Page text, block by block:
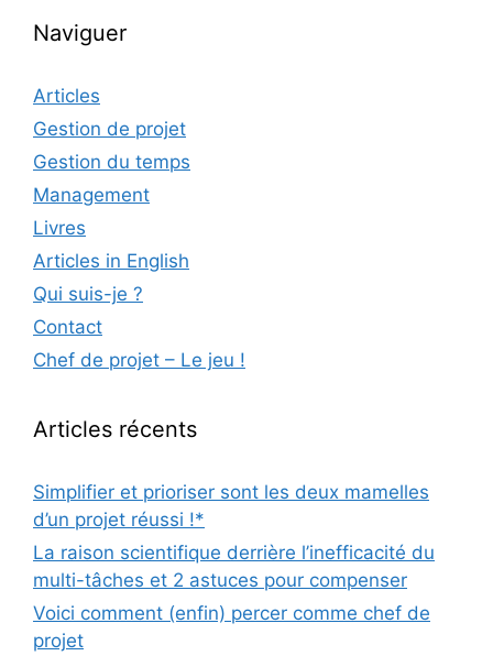
Naviguer
Articles
Gestion de projet
Gestion du temps
Management
Livres
Articles in English
Qui suis-je ?
Contact
Chef de projet – Le jeu !
Articles récents
Simplifier et prioriser sont les deux mamelles
d’un projet réussi !*
La raison scientifique derrière l’inefficacité du
multi-tâches et 2 astuces pour compenser
Voici comment (enfin) percer comme chef de
projet